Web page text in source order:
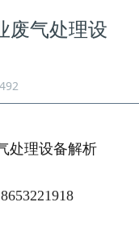
废气处理设
492
处理设备解析